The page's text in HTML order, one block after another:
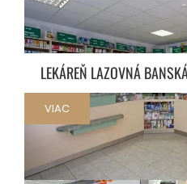
LEKÁREŇ LAZOVNÁ
VIAC